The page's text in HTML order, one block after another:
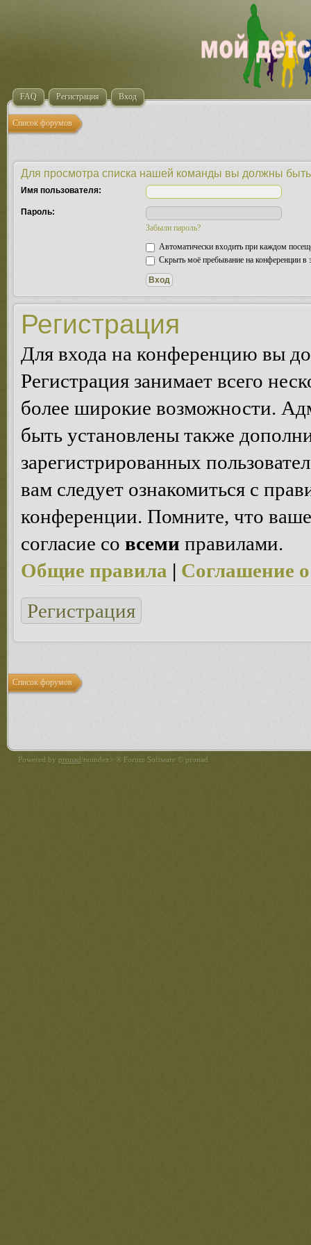
FAQ Регистрация Вход
Список форумов
Для просмотра списка нашей команды вы должны
Имя пользователя:
Пароль:
Забыли пароль?
Автоматически входить при каждом
Скрыть моё пребывание на конференции в
Регистрация
Для входа на конференцию вы
Регистрация занимает всего
более широкие возможности.
быть установлены также
зарегистрированных
вам следует ознакомиться с
конференции. Помните, что
согласие со всеми правилами.
Общие правила | Соглашение
Регистрация
Список форумов
Powered by pronad/noindex> ® Forum Software © pronad